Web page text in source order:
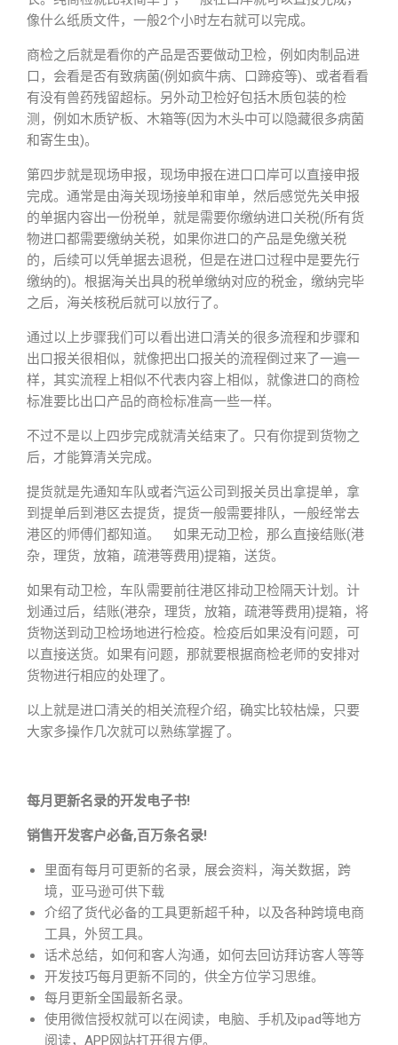
像什么纸质文件，一般2个小时左右就可以完成。
商检之后就是看你的产品是否要做动卫检，例如肉制品进
口，会看是否有致病菌(例如疯牛病、口蹄疫等)、或者看看
有没有兽药残留超标。另外动卫检好包括木质包装的检
测，例如木质铲板、木箱等(因为木头中可以隐藏很多病菌
和寄生虫)。
第四步就是现场申报，现场申报在进口口岸可以直接申报
完成。通常是由海关现场接单和审单，然后感觉先关申报
的单据内容出一份税单，就是需要你缴纳进口关税(所有货
物进口都需要缴纳关税，如果你进口的产品是免缴关税
的，后续可以凭单据去退税，但是在进口过程中是要先行
缴纳的)。根据海关出具的税单缴纳对应的税金，缴纳完毕
之后，海关核税后就可以放行了。
通过以上步骤我们可以看出进口清关的很多流程和步骤和
出口报关很相似，就像把出口报关的流程倒过来了一遍一
样，其实流程上相似不代表内容上相似，就像进口的商检
标准要比出口产品的商检标准高一些一样。
不过不是以上四步完成就清关结束了。只有你提到货物之
后，才能算清关完成。
提货就是先通知车队或者汽运公司到报关员出拿提单，拿
到提单后到港区去提货，提货一般需要排队，一般经常去
港区的师傅们都知道。 如果无动卫检，那么直接结账(港
杂，理货，放箱，疏港等费用)提箱，送货。
如果有动卫检，车队需要前往港区排动卫检隔天计划。计
划通过后，结账(港杂，理货，放箱，疏港等费用)提箱，将
货物送到动卫检场地进行检疫。检疫后如果没有问题，可
以直接送货。如果有问题，那就要根据商检老师的安排对
货物进行相应的处理了。
以上就是进口清关的相关流程介绍，确实比较枯燥，只要
大家多操作几次就可以熟练掌握了。
每月更新名录的开发电子书!
销售开发客户必备,百万条名录!
里面有每月可更新的名录，展会资料，海关数据，跨
境，亚马逊可供下载
介绍了货代必备的工具更新超千种，以及各种跨境电商
工具，外贸工具。
话术总结，如何和客人沟通，如何去回访拜访客人等等
开发技巧每月更新不同的，供全方位学习思维。
每月更新全国最新名录。
使用微信授权就可以在阅读，电脑、手机及ipad等地方
阅读，APP网站打开很方便。